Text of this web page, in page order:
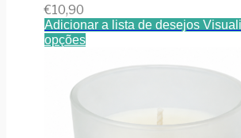
€10,90
Adicionar a lista de desejos
opções